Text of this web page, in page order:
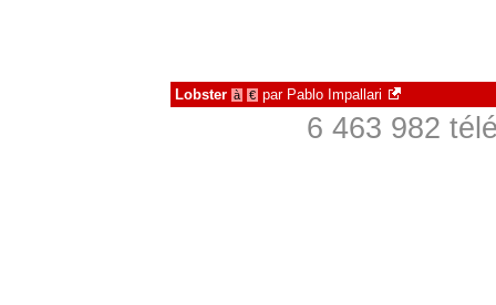
Lobster à € par Pablo Impallari
6 463 982